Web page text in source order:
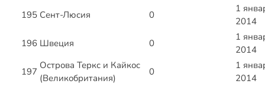
195 Сент-Люсия 0
1
2014
196 Швеция 0
1
2014
197
Острова Теркс и Кайкос
(Великобритания)
0
1
2014